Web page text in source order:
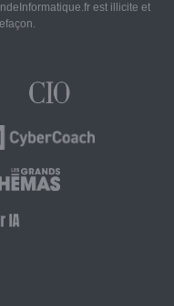
est illicite et